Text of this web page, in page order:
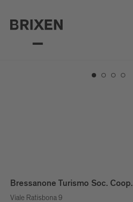
10 attrazioni da non perdere
Bressanone Turismo Soc. Coop.
Viale Ratisbona 9